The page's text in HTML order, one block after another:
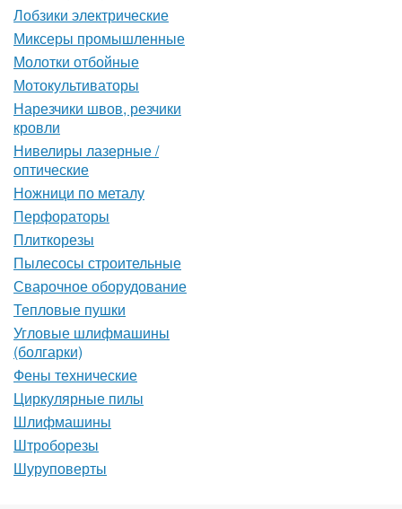
Лобзики электрические
Миксеры промышленные
Молотки отбойные
Мотокультиваторы
Нарезчики швов, резчики
кровли
Нивелиры лазерные /
оптические
Ножници по металу
Перфораторы
Плиткорезы
Пылесосы строительные
Сварочное оборудование
Тепловые пушки
Угловые шлифмашины
(болгарки)
Фены технические
Циркулярные пилы
Шлифмашины
Штроборезы
Шуруповерты